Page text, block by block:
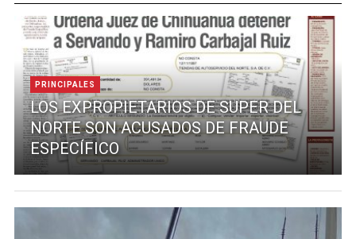
PRINCIPALES
LOS EXPROPIETARIOS DE SUPER DEL
NORTE SON ACUSADOS DE FRAUDE
ESPECÍFICO